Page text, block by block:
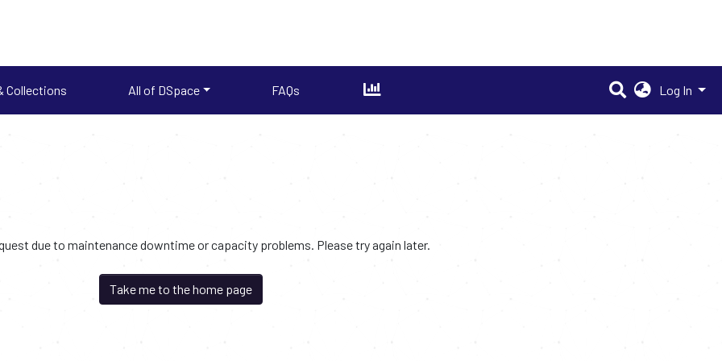
Collections All of DSpace FAQs Log In
due to maintenance downtime or capacity problems. Please try again later.
Take me to the home page